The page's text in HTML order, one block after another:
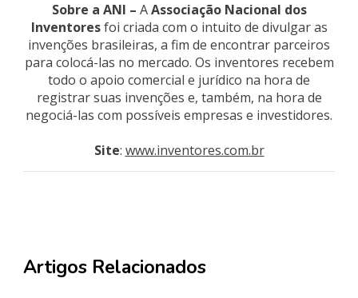
Sobre a ANI – AAssociação Nacional dos
Inventoresfoi criada com o intuito de divulgar as
invenções brasileiras, a fim de encontrar parceiros
para colocá-las no mercado. Os inventores recebem
todo o apoio comercial e jurídico na hora de
registrar suas invenções e, também, na hora de
negociá-las com possíveis empresas e investidores.
Site: www.inventores.com.br
Artigos Relacionados